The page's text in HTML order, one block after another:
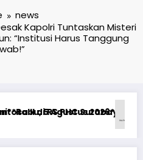
news
Kapolri Tuntaskan Misteri
“Institusi Harus Tanggung
PERCERAIAN KEPADA
oyun statistikası ilə oyun